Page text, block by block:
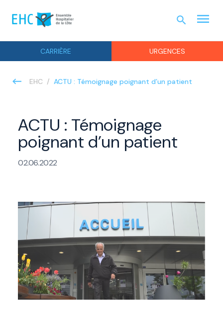
CARRIÈRE URGENCES
search menu
EHC ACTU : Témoignage poignant d’un patient
ACTU : Témoignage
poignant d’un patient
02.06.2022